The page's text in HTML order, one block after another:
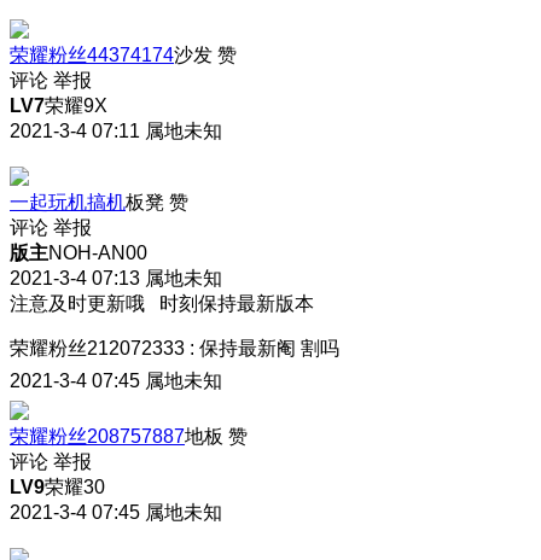
荣耀粉丝44374174沙发 赞
评论 举报
LV7荣耀9X
2021-3-4 07:11 属地未知
一起玩机搞机板凳 赞
评论 举报
版主NOH-AN00
2021-3-4 07:13 属地未知
注意及时更新哦 时刻保持最新版本
荣耀粉丝212072333 : 保持最新阉 割吗
2021-3-4 07:45 属地未知
荣耀粉丝208757887地板 赞
评论 举报
LV9荣耀30
2021-3-4 07:45 属地未知